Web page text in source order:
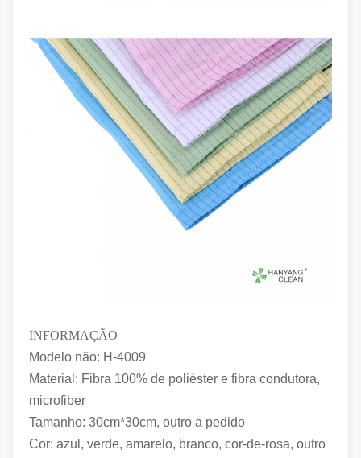
INFORMAÇÃO
Modelo não: H-4009
Material: Fibra 100% de poliéster e fibra condutora,
microfiber
Tamanho: 30cm*30cm, outro a pedido
Cor: azul, verde, amarelo, branco, cor-de-rosa, outro